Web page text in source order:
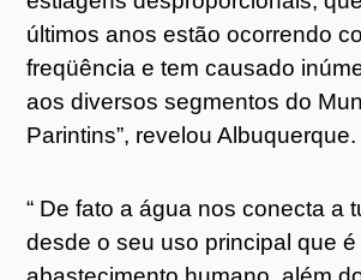
últimos anos estão ocorrendo
freqüência e tem causado
aos diversos segmentos do
Parintins”, revelou Albuquerque.
“ De fato a água nos conecta a
desde o seu uso principal que é